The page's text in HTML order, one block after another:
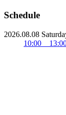
Schedule
2026.08.08
10:00